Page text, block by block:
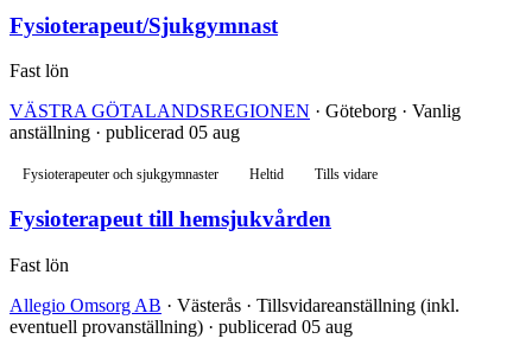
Fysioterapeut/Sjukgymnast
Fast lön
VÄSTRA GÖTALANDSREGIONEN · Göteborg · Vanlig
anställning · publicerad 05 aug
Fysioterapeuter och sjukgymnaster Heltid Tills vidare
Fysioterapeut till hemsjukvården
Fast lön
Allegio Omsorg AB · Västerås · Tillsvidareanställning (inkl.
eventuell provanställning) · publicerad 05 aug